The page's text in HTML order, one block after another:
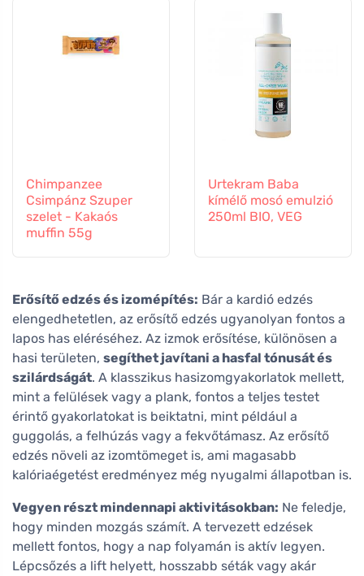
Chimpanzee
Csimpánz Szuper
szelet - Kakaós
muffin 55g
Urtekram Baba
kímélő mosó emulzió
250ml BIO, VEG
Erősítő edzés és izomépítés: Bár a kardió edzés
elengedhetetlen, az erősítő edzés ugyanolyan fontos a
lapos has eléréséhez. Az izmok erősítése, különösen a
hasi területen, segíthet javítani a hasfal tónusát és
szilárdságát. A klasszikus hasizomgyakorlatok mellett,
mint a felülések vagy a plank, fontos a teljes testet
érintő gyakorlatokat is beiktatni, mint például a
guggolás, a felhúzás vagy a fekvőtámasz. Az erősítő
edzés növeli az izomtömeget is, ami magasabb
kalóriaégetést eredményez még nyugalmi állapotban is.
Vegyen részt mindennapi aktivitásokban: Ne feledje,
hogy minden mozgás számít. A tervezett edzések
mellett fontos, hogy a nap folyamán is aktív legyen.
Lépcsőzés a lift helyett, hosszabb séták vagy akár